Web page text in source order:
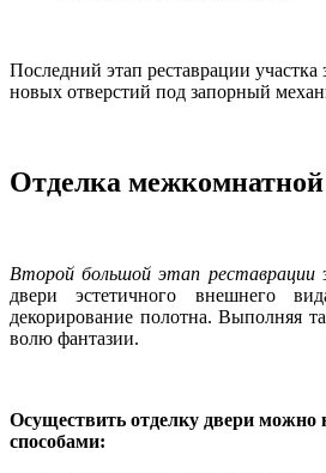
Последний этап реставрации участка
новых отверстий под запорный
Отделка
Второй большой этап реставрации
двери эстетичного внешнего
декорирование полотна. Выполняя
волю фантазии.
Осуществить отделку двери
способами: